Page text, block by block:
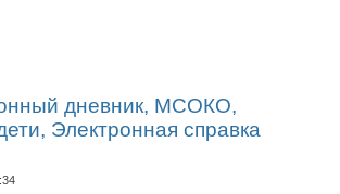
дневник, МСОКО,
Электронная справка